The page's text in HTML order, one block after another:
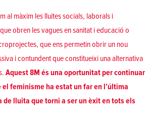
al màxim les lluites socials, laborals i
obren les vagues en sanitat i educació o
que ens permetin obrir un nou
i contundent que constitueixi una alternativa
Aquest 8M és una oportunitat per continuar
feminisme ha estat un far en l’última
de lluita que torni a ser un èxit en tots els